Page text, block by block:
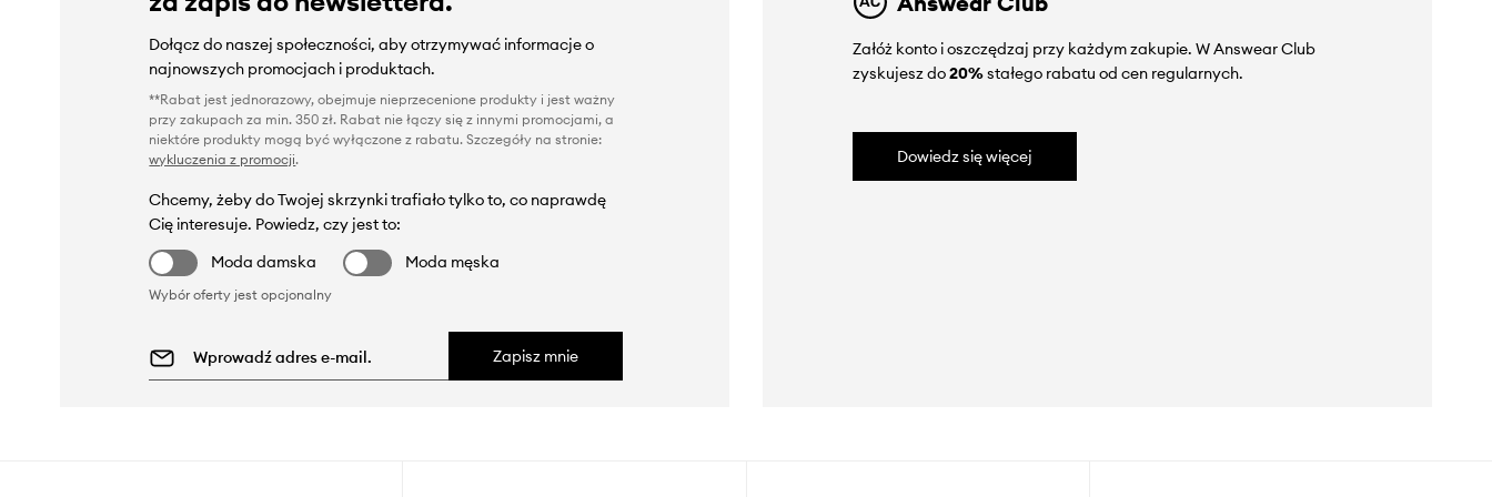
Dołącz do naszej społeczności, aby otrzymywać informacje o
najnowszych promocjach i produktach.
**Rabat jest jednorazowy, obejmuje nieprzecenione produkty i jest ważny
przy zakupach za min. 350 zł. Rabat nie łączy się z innymi promocjami, a
niektóre produkty mogą być wyłączone z rabatu. Szczegóły na stronie:
wykluczenia z promocji.
Chcemy, żeby do Twojej skrzynki trafiało tylko to, co naprawdę
Cię interesuje. Powiedz, czy jest to:
Moda damska
Moda męska
Wybór oferty jest opcjonalny
Zapisz mnie
Załóż konto i oszczędzaj przy każdym zakupie. W Answear Club
zyskujesz do20%stałego rabatu od cen regularnych.
Dowiedz się więcej